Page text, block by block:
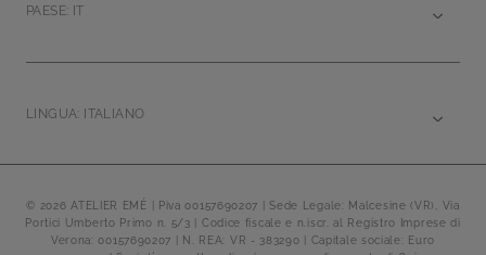
PAESE: IT
LINGUA: ITALIANO
© 2026 ATELIER EMÉ | Piva 00157690207 | Sede Legale: Malcesine (VR), Via
Portici Umberto Primo n. 5/3 | Codice fiscale e n.iscr. al Registro Imprese di
Verona: 00157690207 | N. REA: VR - 383290 | Capitale sociale: Euro